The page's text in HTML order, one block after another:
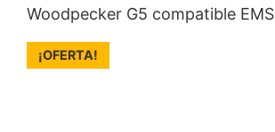
Woodpecker G5 compatible EMS
¡OFERTA!